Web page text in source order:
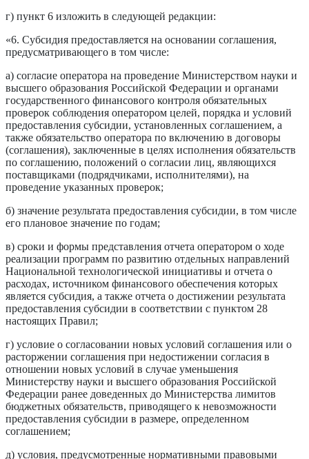
г) пункт 6 изложить в следующей редакции:
«6. Субсидия предоставляется на основании соглашения,
предусматривающего в том числе:
а) согласие оператора на проведение Министерством науки и
высшего образования Российской Федерации и органами
государственного финансового контроля обязательных
проверок соблюдения оператором целей, порядка и условий
предоставления субсидии, установленных соглашением, а
также обязательство оператора по включению в договоры
(соглашения), заключенные в целях исполнения обязательств
по соглашению, положений о согласии лиц, являющихся
поставщиками (подрядчиками, исполнителями), на
проведение указанных проверок;
б) значение результата предоставления субсидии, в том числе
его плановое значение по годам;
в) сроки и формы представления отчета оператором о ходе
реализации программ по развитию отдельных направлений
Национальной технологической инициативы и отчета о
расходах, источником финансового обеспечения которых
является субсидия, а также отчета о достижении результата
предоставления субсидии в соответствии с пунктом 28
настоящих Правил;
г) условие о согласовании новых условий соглашения или о
расторжении соглашения при недостижении согласия в
отношении новых условий в случае уменьшения
Министерству науки и высшего образования Российской
Федерации ранее доведенных до Министерства лимитов
бюджетных обязательств, приводящего к невозможности
предоставления субсидии в размере, определенном
соглашением;
д) условия, предусмотренные нормативными правовыми